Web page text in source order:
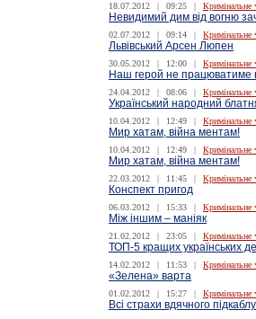
18.07.2012 | 09:25 | Кримінальне
Невидимий дим від вогню
02.07.2012 | 09:14 | Кримінальне
Львівський Арсен Люпен
30.05.2012 | 12:00 | Кримінальне
Наш герой не працюватиме
24.04.2012 | 08:06 | Кримінальне
Український народний
10.04.2012 | 12:49 | Кримінальне
Мир хатам, війна ментам!
10.04.2012 | 12:49 | Кримінальне
Мир хатам, війна ментам!
22.03.2012 | 11:45 | Кримінальне
Конспект пригод
06.03.2012 | 15:33 | Кримінальне
Між іншим – маніяк
21.02.2012 | 23:05 | Кримінальне
ТОП-5 кращих українських
14.02.2012 | 11:53 | Кримінальне
«Зелена» варта
01.02.2012 | 15:27 | Кримінальне
Всі страхи вдячного